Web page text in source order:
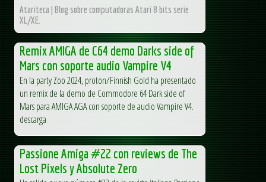
Atariteca | Blog sobre computadoras Atari 8 bits serie
XL/XE.
Remix AMIGA de C64 demo Darks side of
Mars con soporte audio Vampire V4
En la party Zoo 2024, proton/Finnish Gold ha presentado
un remix de la demo de Commodore 64 Dark side of
Mars para AMIGA AGA con soporte de audio Vampire V4.
descarga
Passione Amiga #22 con reviews de The
Lost Pixels y Absolute Zero